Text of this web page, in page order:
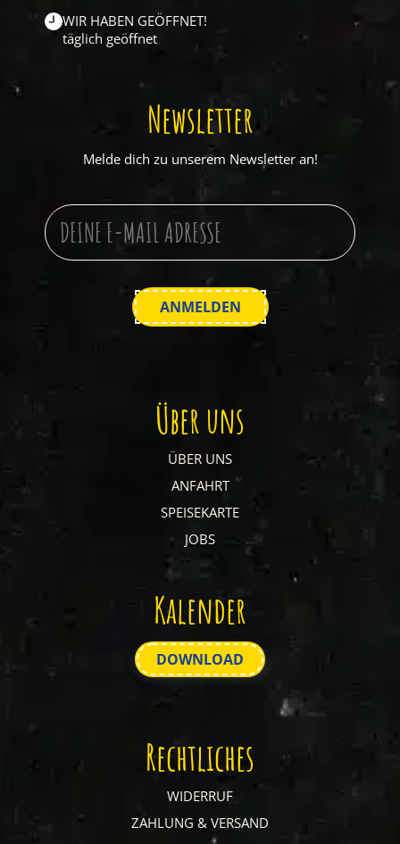
WIR HABEN GEÖFFNET!
täglich geöffnet
Newsletter
Melde dich zu unserem Newsletter an!
Über uns
ÜBER UNS
ANFAHRT
SPEISEKARTE
JOBS
Kalender
DOWNLOAD
Rechtliches
WIDERRUF
ZAHLUNG & VERSAND